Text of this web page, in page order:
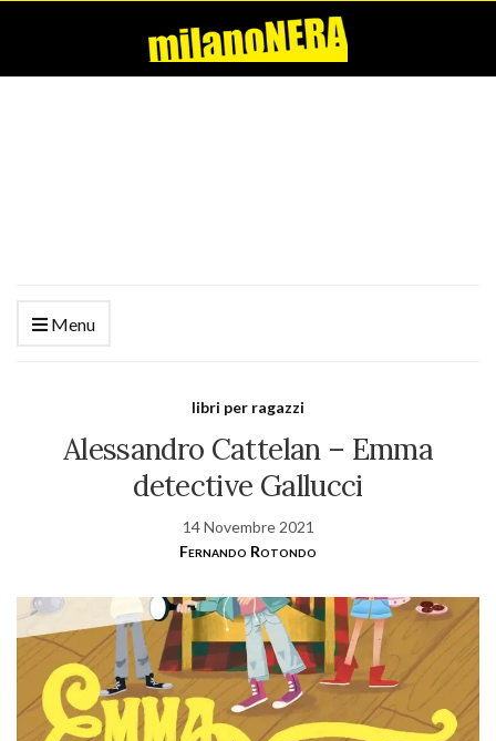
Menu
libri per ragazzi
Alessandro Cattelan – Emma
detective Gallucci
14 Novembre 2021
Fernando Rotondo